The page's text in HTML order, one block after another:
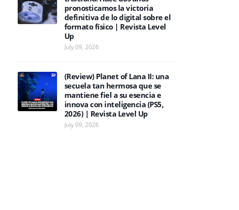
pronosticamos la victoria
definitiva de lo digital sobre el
formato físico | Revista Level
Up
July 09, 2026
(Review) Planet of Lana II: una
secuela tan hermosa que se
mantiene fiel a su esencia e
innova con inteligencia (PS5,
2026) | Revista Level Up
July 09, 2026